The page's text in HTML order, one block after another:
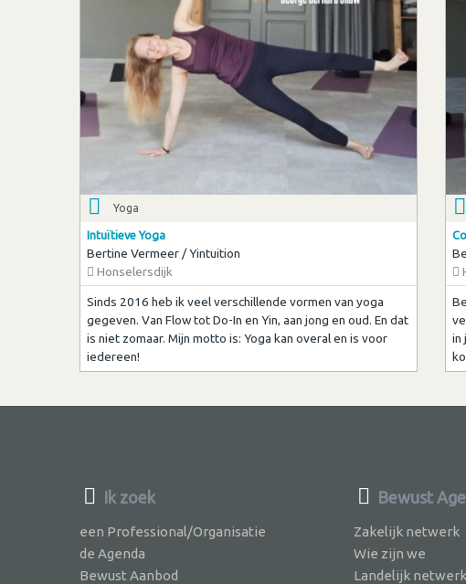
Yoga
Intuïtieve Yoga
Bertine Vermeer / Yintuition
Honselersdijk
Sinds 2016 heb ik veel verschillende vormen van yoga
gegeven. Van Flow tot Do-In en Yin, aan jong en oud. En dat
is niet zomaar. Mijn motto is: Yoga kan overal en is voor
iedereen!
in
Ik zoek
een Professional/Organisatie
de Agenda
Bewust Aanbod
Bewust
Zakelijk netwerk
Wie zijn we
Landelijk netwerk